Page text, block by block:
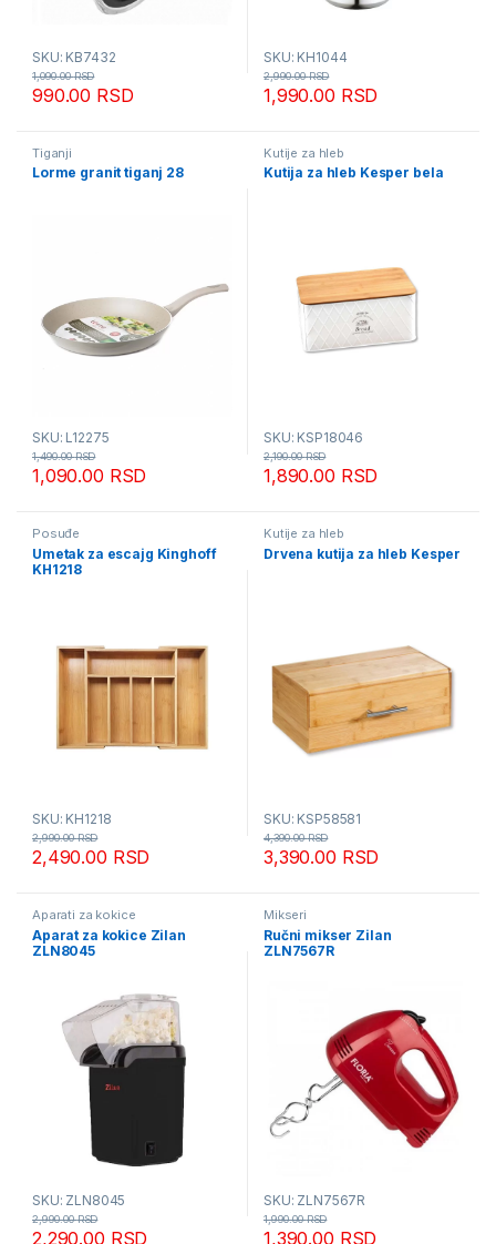
SKU: KB7432
990.00 RSD
1,090.00RSD
SKU: KH1044
1,990.00 RSD
2,990.00RSD
Tiganji
Lorme granit tiganj 28
SKU: L12275
1,090.00 RSD
1,490.00RSD
Kutije za hleb
Kutija za hleb Kesper bela
SKU: KSP18046
1,890.00 RSD
2,190.00RSD
Posuđe
Umetak za escajg Kinghoff
KH1218
SKU: KH1218
2,490.00 RSD
2,990.00RSD
Kutije za hleb
Drvena kutija za hleb Kesper
SKU: KSP58581
3,390.00 RSD
4,390.00RSD
Aparati za kokice
Aparat za kokice Zilan
ZLN8045
SKU: ZLN8045
2,290.00 RSD
2,990.00RSD
Mikseri
Ručni mikser Zilan
ZLN7567R
SKU: ZLN7567R
1,390.00 RSD
1,990.00RSD